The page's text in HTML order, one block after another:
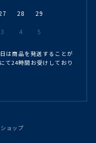
28 29
3 4 5
は商品を発送することが
て24時間お受けしており
ョップ